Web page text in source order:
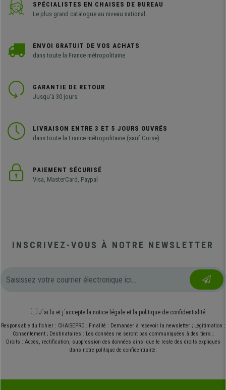
SPÉCIALISTES EN CHAISES DE BUREAU
Le plus grand catalogue au niveau national
ENVOI GRATUIT DE VOS ACHATS
dans toute la France métropolitaine
GARANTIE DE RETOUR
Jusqu'à 30 jours
LIVRAISON ENTRE 3 ET 5 JOURS OUVRÉS
dans toute la France métropolitaine (sauf Corse)
PAIEMENT SÉCURISÉ
Visa, MasterCard, Paypal
INSCRIVEZ-VOUS À NOTRE NEWSLETTER
J´ai lu et j´accepte la notice légale et la politique de confidentialité
Responsable du fichier : CHAISEPRO ; Finalité : Demander à recevoir la newsletter ; Légitimation :
Consentement ; Destinataires : Les données ne seront pas communiquées à des tiers ;
Droits : Accès, rectification, suppression des données ainsi que le reste des droits expliqués
dans notre politique de confidentialité.